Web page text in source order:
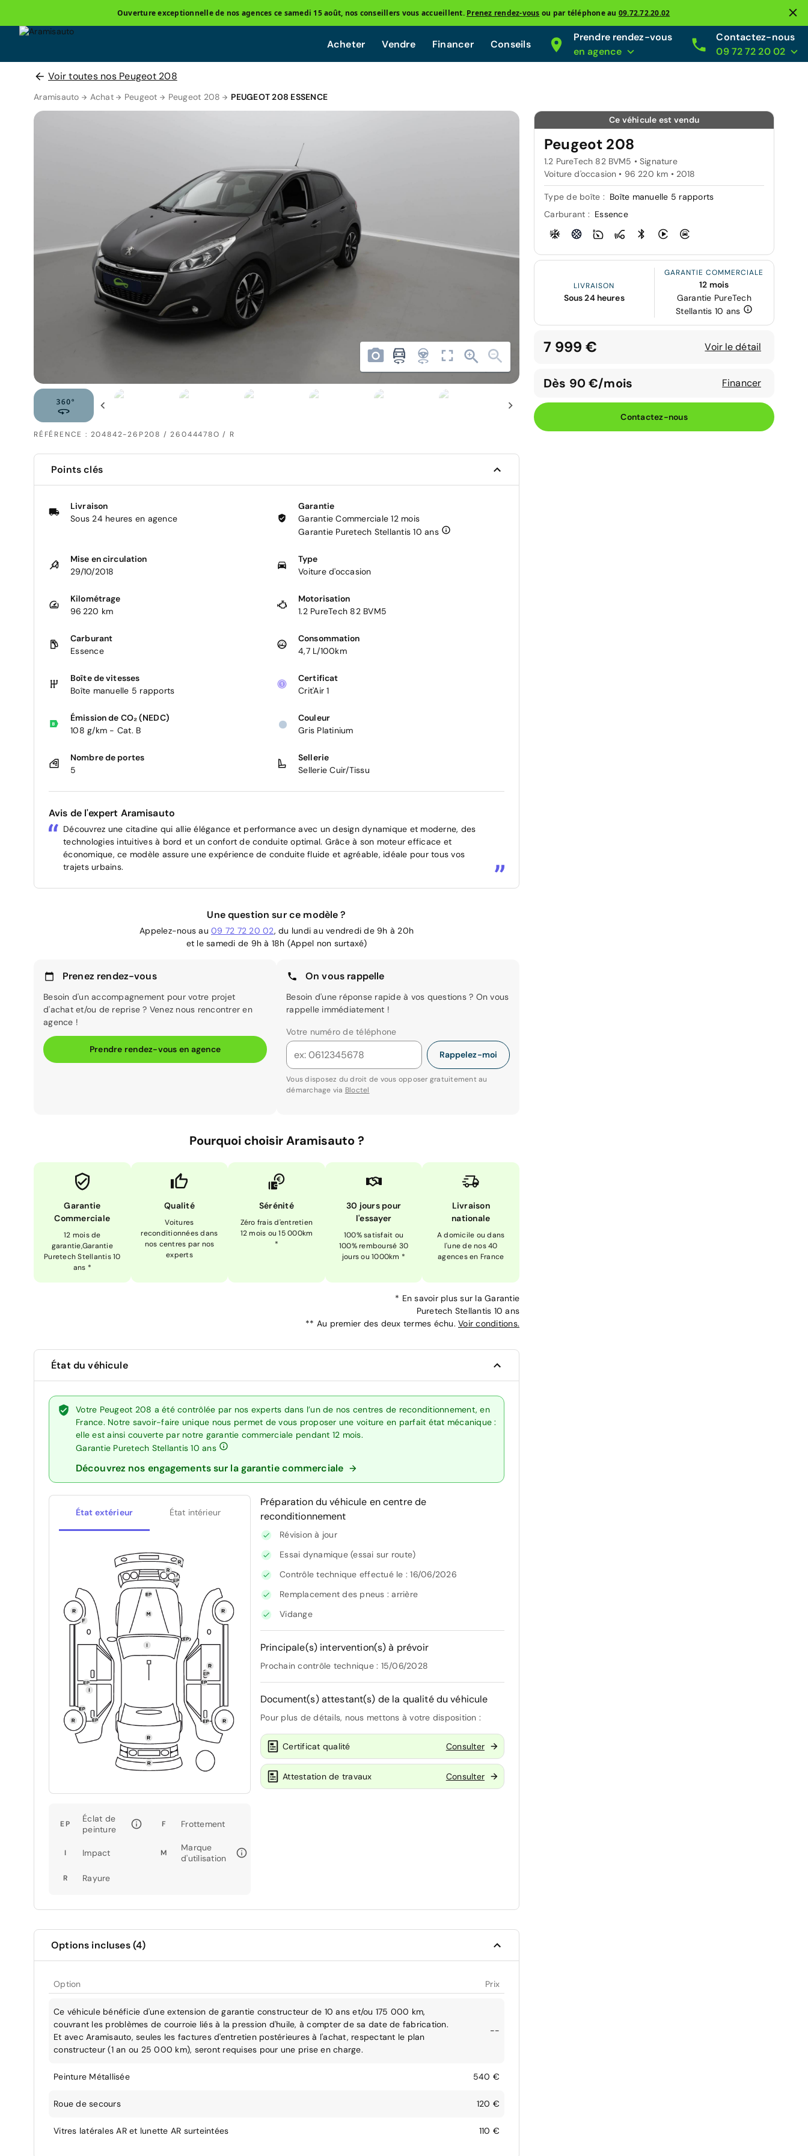
Ouverture exceptionnelle de nos agences ce samedi 15 août, nos conseillers vous accueillent. Prenez rendez-vous ou par téléphone au 09.72.72.20.02
Acheter Vendre Financer Conseils
Prendre rendez-vous
en agence
Contactez-nous
09 72 72 20 02
Voir toutes nos Peugeot 208
Aramisauto Achat Peugeot Peugeot 208 PEUGEOT 208 ESSENCE
RÉFÉRENCE : 204842-26P208 / 26044478O / R
Ce véhicule est vendu
Peugeot 208
1.2 PureTech 82 BVM5 • Signature
Voiture d'occasion • 96 220 km • 2018
Type de boîte : Boîte manuelle 5 rapports
Carburant : Essence
LIVRAISON
Sous 24 heures
GARANTIE COMMERCIALE
12 mois
Garantie PureTech
Stellantis 10 ans
7 999 € Voir le détail
Dès 90 €/mois Financer
Contactez-nous
Points clés
Livraison
Sous 24 heures en agence
Garantie
Garantie Commerciale 12 mois
Garantie Puretech Stellantis 10 ans
Mise en circulation
29/10/2018
Type
Voiture d'occasion
Kilométrage
96 220 km
Motorisation
1.2 PureTech 82 BVM5
Carburant
Essence
Consommation
4,7 L/100km
Boîte de vitesses
Boîte manuelle 5 rapports
Certificat
Crit'Air 1
Émission de CO₂ (NEDC)
108 g/km - Cat. B
Couleur
Gris Platinium
Nombre de portes
5
Sellerie
Sellerie Cuir/Tissu
Avis de l'expert Aramisauto
Découvrez une citadine qui allie élégance et performance avec un design dynamique et moderne, des
technologies intuitives à bord et un confort de conduite optimal. Grâce à son moteur efficace et
économique, ce modèle assure une expérience de conduite fluide et agréable, idéale pour tous vos
trajets urbains.
Une question sur ce modèle ?
Appelez-nous au 09 72 72 20 02, du lundi au vendredi de 9h à 20h
et le samedi de 9h à 18h (Appel non surtaxé)
Prenez rendez-vous
Besoin d'un accompagnement pour votre projet
d'achat et/ou de reprise ? Venez nous rencontrer en
agence !
Prendre rendez-vous en agence
On vous rappelle
Besoin d'une réponse rapide à vos questions ? On vous
rappelle immédiatement !
Votre numéro de téléphone
Rappelez-moi
Vous disposez du droit de vous opposer gratuitement au
démarchage via Bloctel
Pourquoi choisir Aramisauto ?
Garantie
Commerciale
12 mois de
garantie,Garantie
Puretech Stellantis 10
ans *
Qualité
Voitures
reconditionnées dans
nos centres par nos
experts
Sérénité
Zéro frais d'entretien
12 mois ou 15 000km
*
30 jours pour
l'essayer
100% satisfait ou
100% remboursé 30
jours ou 1000km *
Livraison
nationale
A domicile ou dans
l'une de nos 40
agences en France
* En savoir plus sur la Garantie
Puretech Stellantis 10 ans
** Au premier des deux termes échu. Voir conditions.
État du véhicule
Votre Peugeot 208 a été contrôlée par nos experts dans l’un de nos centres de reconditionnement, en
France. Notre savoir-faire unique nous permet de vous proposer une voiture en parfait état mécanique :
elle est ainsi couverte par notre garantie commerciale pendant 12 mois.
Garantie Puretech Stellantis 10 ans
Découvrez nos engagements sur la garantie commerciale
État extérieur État intérieur
EP
Éclat de
peinture
F Frottement
I Impact M
Marque
d'utilisation
R Rayure
Préparation du véhicule en centre de
reconditionnement
Révision à jour
Essai dynamique (essai sur route)
Contrôle technique effectué le : 16/06/2026
Remplacement des pneus : arrière
Vidange
Principale(s) intervention(s) à prévoir
Prochain contrôle technique : 15/06/2028
Document(s) attestant(s) de la qualité du véhicule
Pour plus de détails, nous mettons à votre disposition :
Certificat qualité Consulter
Attestation de travaux Consulter
Options incluses (4)
Option Prix
Ce véhicule bénéficie d'une extension de garantie constructeur de 10 ans et/ou 175 000 km,
couvrant les problèmes de courroie liés à la pression d'huile, à compter de sa date de fabrication.
Et avec Aramisauto, seules les factures d'entretien postérieures à l'achat, respectant le plan
constructeur (1 an ou 25 000 km), seront requises pour une prise en charge.
--
Peinture Métallisée 540 €
Roue de secours 120 €
Vitres latérales AR et lunette AR surteintées 110 €